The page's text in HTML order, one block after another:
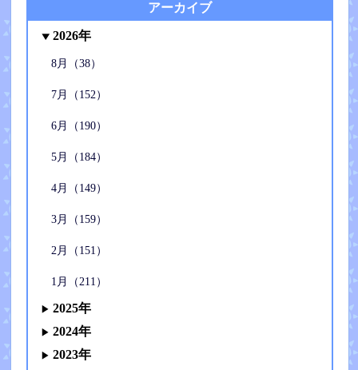
アーカイブ
2026年
8月（38）
7月（152）
6月（190）
5月（184）
4月（149）
3月（159）
2月（151）
1月（211）
2025年
2024年
2023年